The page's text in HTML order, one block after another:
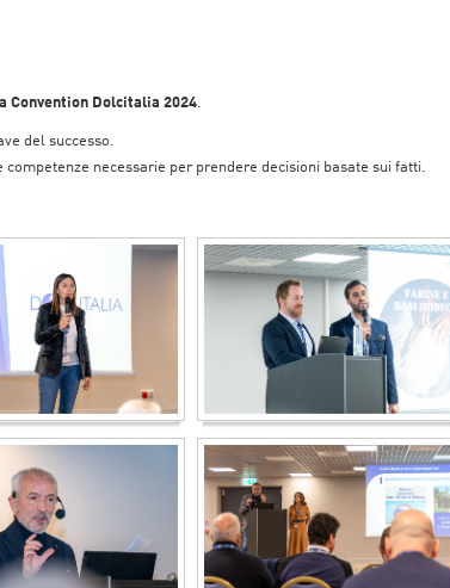
Convention Dolcitalia 2024.
del successo.
necessarie per prendere decisioni basate sui fatti.